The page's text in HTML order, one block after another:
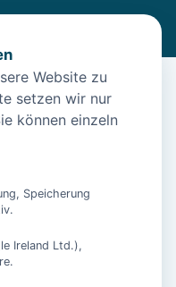
nicht
Website zu
setzen wir nur
können einzeln
Speicherung
Ireland Ltd.),